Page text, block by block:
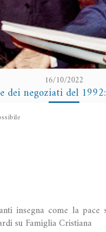
16/10/2022
dei negoziati del
insegna come la
su Famiglia Cristiana